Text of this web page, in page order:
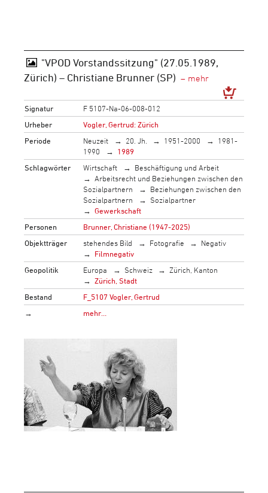
"VPOD Vorstandssitzung" (27.05.1989,
Zürich) – Christiane Brunner (SP)
Signatur
F 5107-Na-06-008-012
Urheber
Vogler, Gertrud: Zürich
Periode
Neuzeit 20. Jh. 1951-2000
1981-
1990
1989
Schlagwörter
Wirtschaft
Beschäftigung und Arbeit
Arbeitsrecht und Beziehungen zwischen den
Sozialpartnern
Beziehungen zwischen den
Sozialpartnern
Sozialpartner
Gewerkschaft
Personen
Brunner, Christiane (1947-2025)
Objektträger
stehendes Bild Fotografie
Negativ
Filmnegativ
Geopolitik
Europa Schweiz
Zürich, Kanton
Zürich, Stadt
Bestand
F_5107 Vogler, Gertrud
→
mehr…